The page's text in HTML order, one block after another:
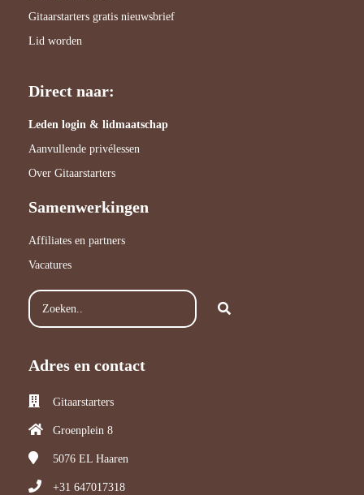
Gitaarstarters gratis nieuwsbrief
Lid worden
Direct naar:
Leden login & lidmaatschap
Aanvullende privélessen
Over Gitaarstarters
Samenwerkingen
Affiliates en partners
Vacatures
Adres en contact
Gitaarstarters
Groenplein 8
5076 EL Haaren
+31 647017318